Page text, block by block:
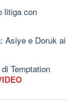
litiga con
Asiye e Doruk ai
Temptation